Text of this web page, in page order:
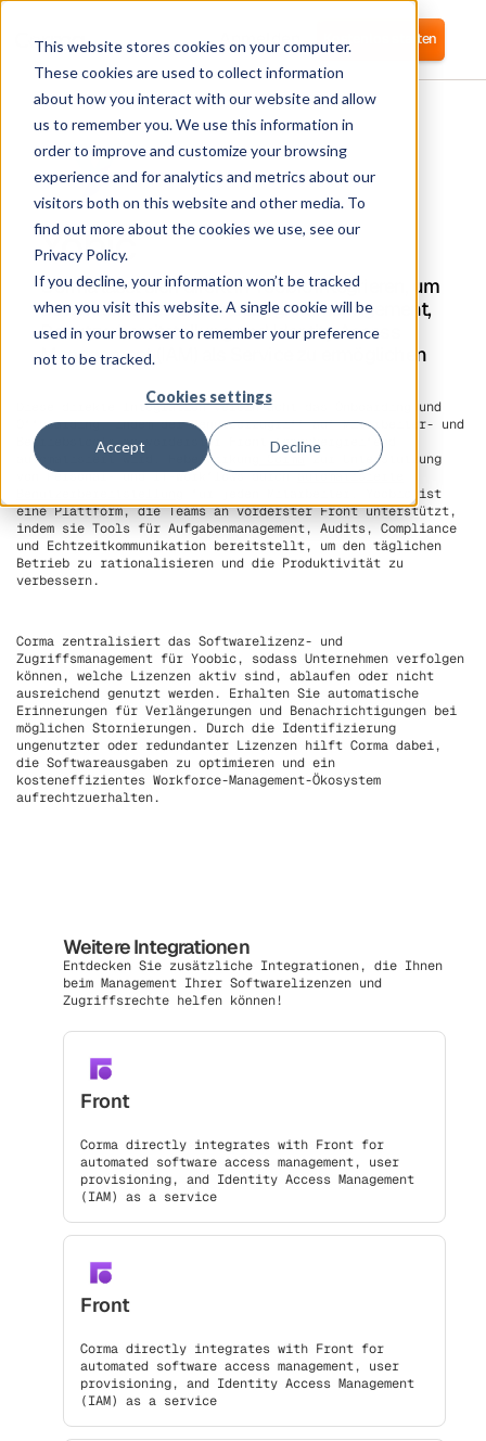
This website stores cookies on your computer.
These cookies are used to collect information
about how you interact with our website and allow
us to remember you. We use this information in
order to improve and customize your browsing
experience and for analytics and metrics about our
visitors both on this website and other media. To
find out more about the cookies we use, see our
Privacy Policy.
If you decline, your information won’t be tracked
when you visit this website. A single cookie will be
used in your browser to remember your preference
not to be tracked.
Cookies settings
Accept Decline
Anmelden Kostenlos starten
Yobic
Corma lässt sich direkt in Yoobic integrieren, um
automatisiertes Softwarezugriffsmanagement,
Benutzerbereitstellung und Identity Access
Management (IAM) als Service zu ermöglichen
Diese direkte Integration vereinfacht das Onboarding und
Offboarding, indem der Benutzerzugriff auf Mitarbeiter- und
Betriebstools an vorderster Front teamübergreifend
automatisiert wird. Hebelwirkung
zur Unterstützung
von Personal- und IT-Workflows durchautomatisierte
für jeden Mitarbeiter. Yoobic ist
eine Plattform, die Teams an vorderster Front unterstützt,
indem sie Tools für Aufgabenmanagement, Audits, Compliance
und Echtzeitkommunikation bereitstellt, um den täglichen
Betrieb zu rationalisieren und die Produktivität zu
verbessern.
Corma zentralisiert das Softwarelizenz- und
Zugriffsmanagement für Yoobic, sodass Unternehmen verfolgen
können, welche Lizenzen aktiv sind, ablaufen oder nicht
ausreichend genutzt werden. Erhalten Sie automatische
Erinnerungen für Verlängerungen und Benachrichtigungen bei
möglichen Stornierungen. Durch die Identifizierung
ungenutzter oder redundanter Lizenzen hilft Corma dabei,
die Softwareausgaben zu optimieren und ein
kosteneffizientes Workforce-Management-Ökosystem
aufrechtzuerhalten.
Weitere Integrationen
Entdecken Sie zusätzliche Integrationen, die Ihnen
beim Management Ihrer Softwarelizenzen und
Zugriffsrechte helfen können!
Front
Corma directly integrates with Front for
automated software access management, user
provisioning, and Identity Access Management
(IAM) as a service
Front
Corma directly integrates with Front for
automated software access management, user
provisioning, and Identity Access Management
(IAM) as a service